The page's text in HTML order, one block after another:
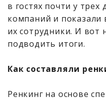
в гостях почти у трех
компаний и показали
их сотрудники. И
подводить итоги.
Как составляли
Ренкинг на основе